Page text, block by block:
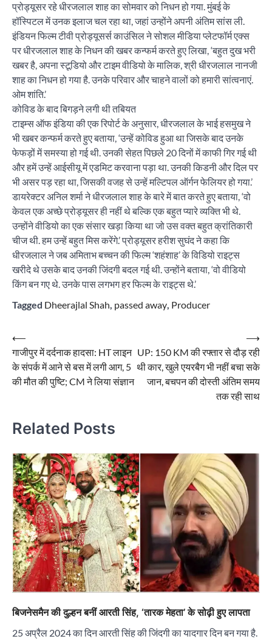
प्रोड्यूसर रहे धीरजलाल शाह का सोमवार को निधन हो गया. मुंबई के
हॉस्पिटल में उनक इलाज चल रहा था, जहां उन्होंने अपनी अंतिम सांस ली.
इंडियन फिल्म टीवी प्रोड्यूसर्स काउंसिल ने सोशल मीडिया प्लेटफॉर्म एक्स
पर धीरजलाल शाह के निधन की खबर कन्फर्म करते हुए लिखा, ‘बहुत दुख भरी
खबर है, अपना स्टूडियो और टाइम वीडियो के मालिक, श्री धीरजलाल नानजी
शाह का निधन हो गया है. उनके परिवार और चाहने वालों को हमारी सांत्वनाएं.
ओम शांति.’
कोविड के बाद बिगड़ने लगी थी तबियत
टाइम्स ऑफ इंडिया की एक रिपोर्ट के अनुसार, धीरजलाल के भाई हसमुख ने
भी खबर कन्फर्म करते हुए बताया, ‘उन्हें कोविड हुआ था जिसके बाद उनके
फेफड़ों में समस्या हो गई थी. उनकी सेहत पिछले 20 दिनों में काफी गिर गई थी
और हमें उन्हें आईसीयू में एडमिट करवाना पड़ा था. उनकी किडनी और दिल पर
भी असर पड़ रहा था, जिसकी वजह से उन्हें मल्टिपल ऑर्गन फेलियर हो गया.’
डायरेक्टर अनिल शर्मा ने धीरजलाल शाह के बारे में बात करते हुए बताया, ‘वो
केवल एक अच्छे प्रोड्यूसर ही नहीं थे बल्कि एक बहुत प्यारे व्यक्ति भी थे.
उन्होंने वीडियो का एक संसार खड़ा किया था जो उस वक्त बहुत क्रांतिकारी
चीज थी. हम उन्हें बहुत मिस करेंगे.’ प्रोड्यूसर हरीश सुघंद ने कहा कि
धीरजलाल ने जब अमिताभ बच्चन की फिल्म ‘शहंशाह’ के विडियो राइट्स
खरीदे थे उसके बाद उनकी जिंदगी बदल गई थी. उन्होंने बताया, ‘वो वीडियो
किंग बन गए थे. उनके पास लगभग हर फिल्म के राइट्स थे.’
Tagged Dheerajlal Shah, passed away, Producer
Post
navigation
⟵
गाजीपुर में दर्दनाक हादसा: HT लाइन
के संपर्क में आने से बस में लगी आग, 5
की मौत की पुष्टि; CM ने लिया संज्ञान
UP: 150 KM की रफ्तार से दौड़ रही
थी कार, खुले एयरबैग भी नहीं बचा सके
जान, बचपन की दोस्ती अंतिम समय
तक रही साथ
⟶
Related Posts
बिजनेसमैन की दुल्हन बनीं आरती सिंह, ‘तारक मेहता’ के सोढ़ी हुए लापता
25 अप्रैल 2024 का दिन आरती सिंह की जिंदगी का यादगार दिन बन गया है.